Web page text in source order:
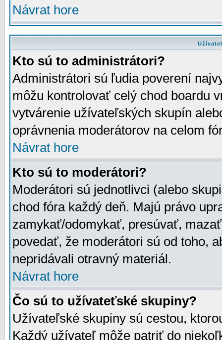
Návrat hore
Kto sú to administrátori?
Administrátori sú ľudia poverení
môžu kontrolovať celý chod boardu
vytvárenie užívateľských skupín
oprávnenia moderátorov na celom
Návrat hore
Kto sú to moderátori?
Moderátori sú jednotlivci (alebo
chod fóra každý deň. Majú právo
zamykať/odomykať, presúvať,
povedať, že moderátori sú od toho,
nepridávali otravný materiál.
Návrat hore
Čo sú to užívateťské skupiny?
Užívateľské skupiny sú cestou,
Každý užívateľ môže patriť do